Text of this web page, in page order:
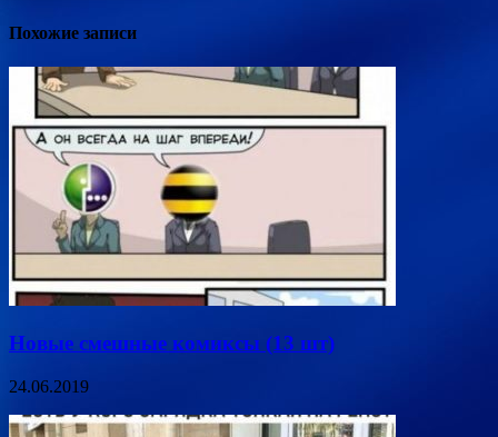
Похожие записи
Новые смешные комиксы (13 шт)
24.06.2019